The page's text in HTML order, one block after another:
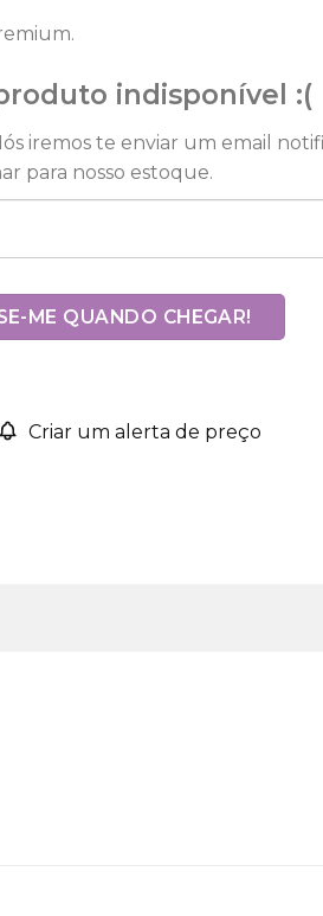
indisponível :(
iremos te enviar um email
para nosso estoque.
ME QUANDO CHEGAR!
Criar um alerta de preço